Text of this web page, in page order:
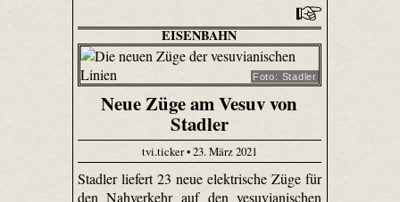
EISENBAHN
Foto: Stadler
Neue Züge am Vesuv von
Stadler
tvi.ticker • 23. März 2021
Stadler liefert 23 neue elektrische Züge für
den Nahverkehr auf den vesuvianischen